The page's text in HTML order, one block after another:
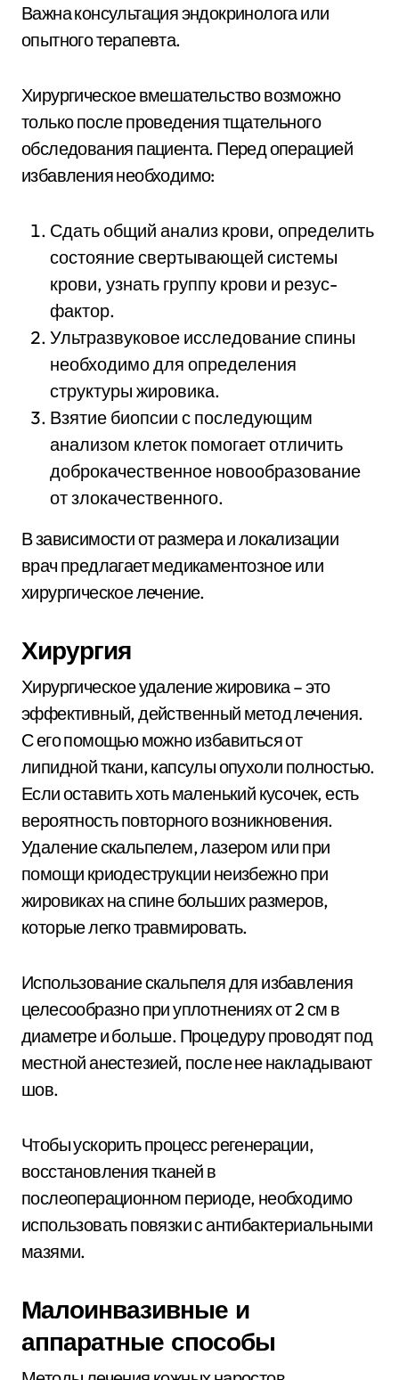
Важна консультация эндокринолога или
опытного терапевта.
Хирургическое вмешательство возможно
только после проведения тщательного
обследования пациента. Перед операцией
избавления необходимо:
Сдать общий анализ крови, определить
состояние свертывающей системы
крови, узнать группу крови и резус-
фактор.
Ультразвуковое исследование спины
необходимо для определения
структуры жировика.
Взятие биопсии с последующим
анализом клеток помогает отличить
доброкачественное новообразование
от злокачественного.
В зависимости от размера и локализации
врач предлагает медикаментозное или
хирургическое лечение.
Хирургия
Хирургическое удаление жировика – это
эффективный, действенный метод лечения.
С его помощью можно избавиться от
липидной ткани, капсулы опухоли полностью.
Если оставить хоть маленький кусочек, есть
вероятность повторного возникновения.
Удаление скальпелем, лазером или при
помощи криодеструкции неизбежно при
жировиках на спине больших размеров,
которые легко травмировать.
Использование скальпеля для избавления
целесообразно при уплотнениях от 2 см в
диаметре и больше. Процедуру проводят под
местной анестезией, после нее накладывают
шов.
Чтобы ускорить процесс регенерации,
восстановления тканей в
послеоперационном периоде, необходимо
использовать повязки с антибактериальными
мазями.
Малоинвазивные и
аппаратные способы